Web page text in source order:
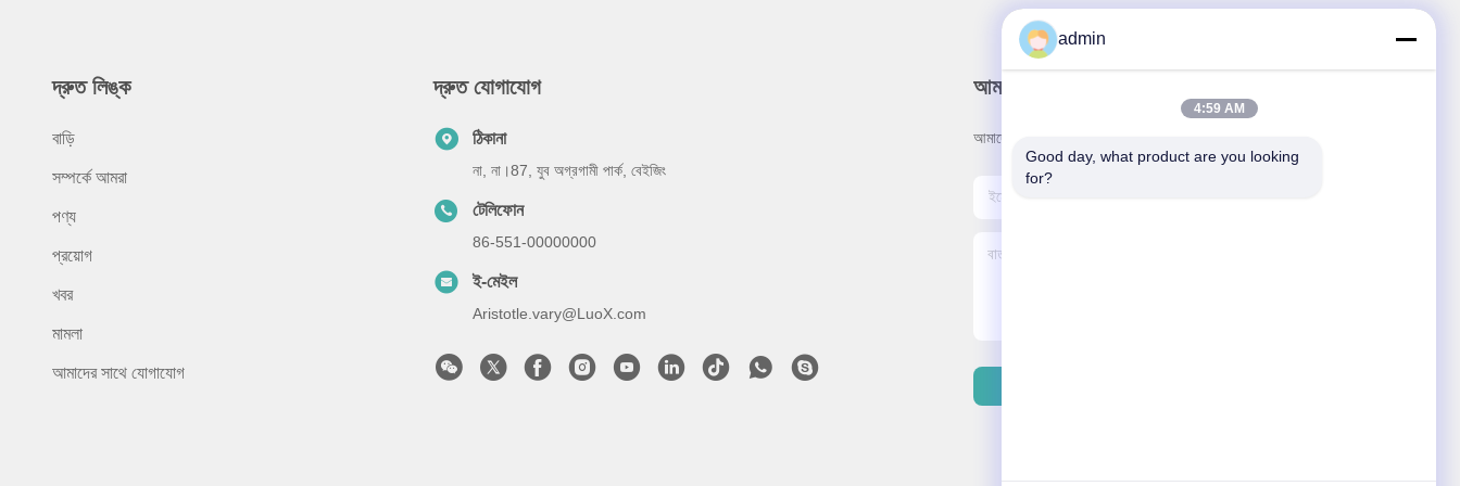
দ্রুত লিঙ্ক
বাড়ি
সম্পর্কে আমরা
পণ্য
প্রয়োগ
খবর
মামলা
আমাদের সাথে যোগাযোগ
দ্রুত যোগাযোগ
ঠিকানা
না, না।87, যুব অগ্রগামী পার্ক, বেইজিং
টেলিফোন
86-551-00000000
ই-মেইল
Aristotle.vary@LuoX.com
আমাদের নিউজলেটার
আমাদের নিউজলেটারে সাবস্ক্রাইব করুন এবং আরও অনেক কিছু পেতে পারেন।
admin
4:59 AM
Good day, what product are you looking
for?